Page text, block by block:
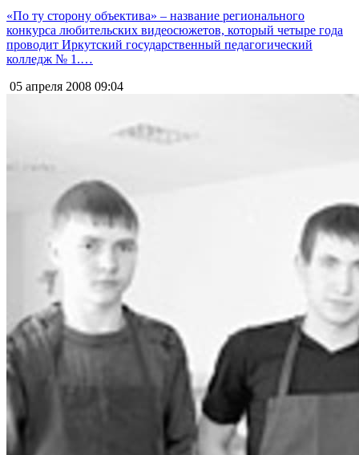
«По ту сторону объектива» – название регионального
конкурса любительских видеосюжетов, который четыре года
проводит Иркутский государственный педагогический
колледж № 1.…
05 апреля 2008 09:04